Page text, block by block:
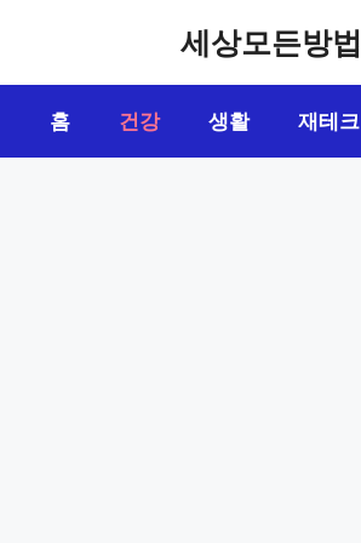
세상모든방법
홈 건강 생활 재테크